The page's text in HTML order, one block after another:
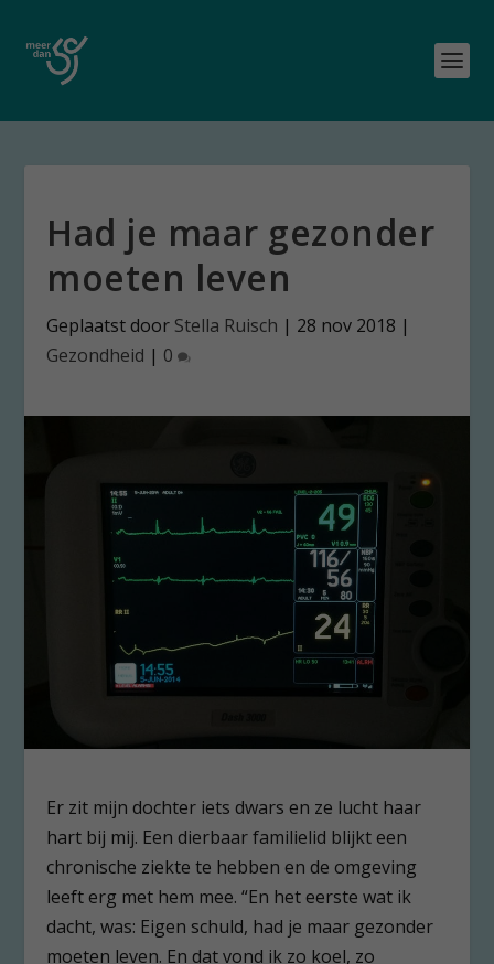
Had je maar gezonder
moeten leven
Geplaatst door Stella Ruisch | 28 nov 2018 |
Gezondheid | 0
Er zit mijn dochter iets dwars en ze lucht haar
hart bij mij. Een dierbaar familielid blijkt een
chronische ziekte te hebben en de omgeving
leeft erg met hem mee. “En het eerste wat ik
dacht, was: Eigen schuld, had je maar gezonder
moeten leven. En dat vond ik zo koel, zo